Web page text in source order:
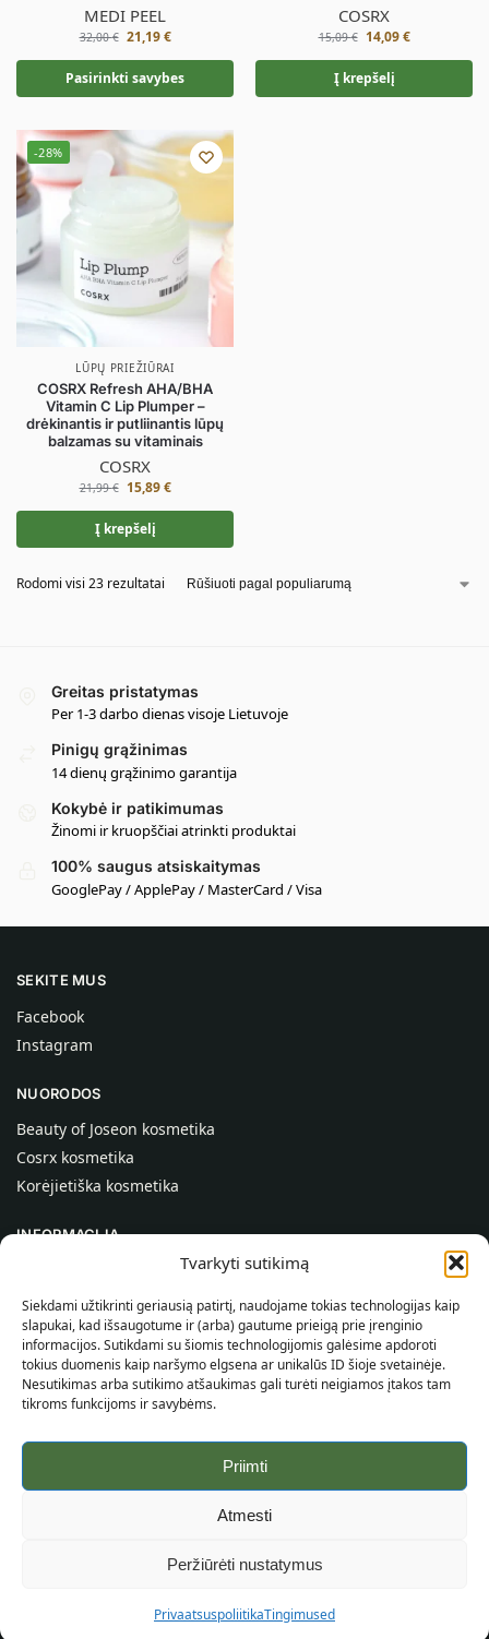
Tvarkyti sutikimą
Siekdami užtikrinti geriausią patirtį, naudojame tokias technologijas kaip
slapukai, kad išsaugotume ir (arba) gautume prieigą prie įrenginio
informacijos. Sutikdami su šiomis technologijomis galėsime apdoroti
tokius duomenis kaip naršymo elgsena ar unikalūs ID šioje svetainėje.
Nesutikimas arba sutikimo atšaukimas gali turėti neigiamos įtakos tam
tikroms funkcijoms ir savybėms.
Priimti
Atmesti
Peržiūrėti nustatymus
PrivaatsuspoliitikaTingimused
MEDI PEEL
32,00€ 21,19€
Pasirinkti savybes
COSRX
15,09€ 14,09€
Į krepšelį
-28%
LŪPŲ PRIEŽIŪRAI
COSRX Refresh AHA/BHA
Vitamin C Lip Plumper –
drėkinantis ir putliinantis lūpų
balzamas su vitaminais
COSRX
21,99€ 15,89€
Į krepšelį
Rodomi visi 23 rezultatai
Greitas pristatymas
Per 1-3 darbo dienas visoje Lietuvoje
Pinigų grąžinimas
14 dienų grąžinimo garantija
Kokybė ir patikimumas
Žinomi ir kruopščiai atrinkti produktai
100% saugus atsiskaitymas
GooglePay / ApplePay / MasterCard / Visa
SEKITE MUS
Facebook
Instagram
NUORODOS
Beauty of Joseon kosmetika
Cosrx kosmetika
Korėjietiška kosmetika
INFORMACIJA
Kontaktai
Pagalba
INFORMACIJA PIRKĖJUI
Pristatymo sąlygos
Taisyklės ir sąlygos
Svetainės žemėlapis